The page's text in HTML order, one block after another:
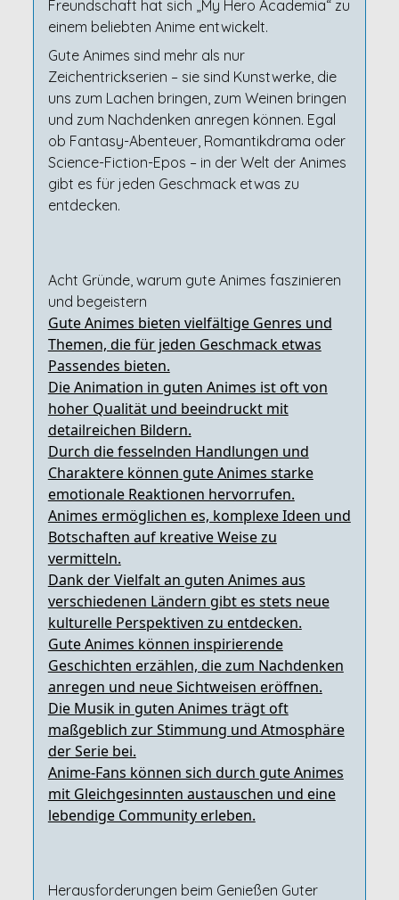
Freundschaft hat sich „My Hero Academia“ zu
einem beliebten Anime entwickelt.
Gute Animes sind mehr als nur
Zeichentrickserien – sie sind Kunstwerke, die
uns zum Lachen bringen, zum Weinen bringen
und zum Nachdenken anregen können. Egal
ob Fantasy-Abenteuer, Romantikdrama oder
Science-Fiction-Epos – in der Welt der Animes
gibt es für jeden Geschmack etwas zu
entdecken.
Acht Gründe, warum gute Animes faszinieren
und begeistern
Gute Animes bieten vielfältige Genres und
Themen, die für jeden Geschmack etwas
Passendes bieten.
Die Animation in guten Animes ist oft von
hoher Qualität und beeindruckt mit
detailreichen Bildern.
Durch die fesselnden Handlungen und
Charaktere können gute Animes starke
emotionale Reaktionen hervorrufen.
Animes ermöglichen es, komplexe Ideen und
Botschaften auf kreative Weise zu
vermitteln.
Dank der Vielfalt an guten Animes aus
verschiedenen Ländern gibt es stets neue
kulturelle Perspektiven zu entdecken.
Gute Animes können inspirierende
Geschichten erzählen, die zum Nachdenken
anregen und neue Sichtweisen eröffnen.
Die Musik in guten Animes trägt oft
maßgeblich zur Stimmung und Atmosphäre
der Serie bei.
Anime-Fans können sich durch gute Animes
mit Gleichgesinnten austauschen und eine
lebendige Community erleben.
Herausforderungen beim Genießen Guter